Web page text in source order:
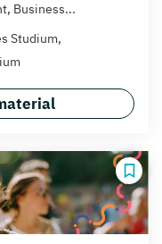
Business...
Studium,